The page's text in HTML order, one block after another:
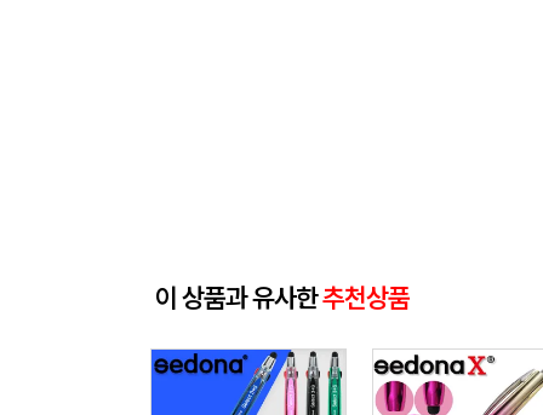
이 상품과 유사한추천상품